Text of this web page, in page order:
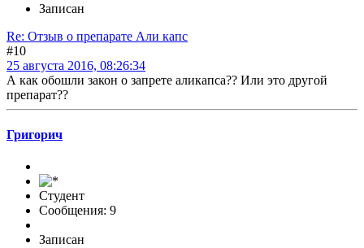
Записан
Re: Отзыв о препарате Али капс
#10
25 августа 2016, 08:26:34
А как обошли закон о запрете аликапса?? Или это другой
препарат??
Григорич
Студент
Сообщения: 9
Записан